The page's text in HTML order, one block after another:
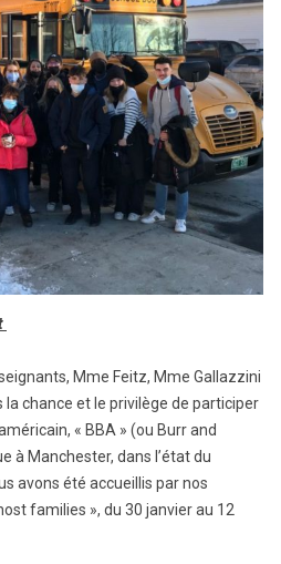
Mme Feitz, Mme Gallazzini
la chance et le privilège de participer
« BBA » (ou Burr and
à Manchester, dans l’état du
avons été accueillis par nos
families », du 30 janvier au 12